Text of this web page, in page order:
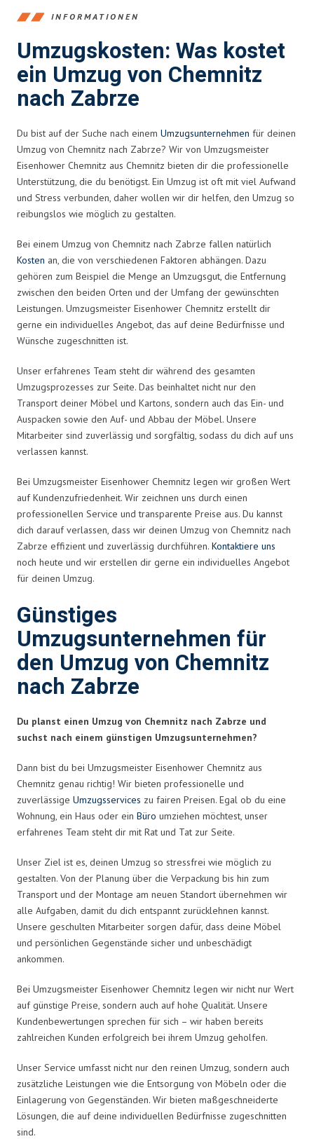
INFORMATIONEN
Umzugskosten: Was kostet
ein Umzug von Chemnitz
nach Zabrze
Du bist auf der Suche nach einem Umzugsunternehmen für deinen
Umzug von Chemnitz nach Zabrze? Wir von Umzugsmeister
Eisenhower Chemnitz aus Chemnitz bieten dir die professionelle
Unterstützung, die du benötigst. Ein Umzug ist oft mit viel Aufwand
und Stress verbunden, daher wollen wir dir helfen, den Umzug so
reibungslos wie möglich zu gestalten.
Bei einem Umzug von Chemnitz nach Zabrze fallen natürlich
Kosten an, die von verschiedenen Faktoren abhängen. Dazu
gehören zum Beispiel die Menge an Umzugsgut, die Entfernung
zwischen den beiden Orten und der Umfang der gewünschten
Leistungen. Umzugsmeister Eisenhower Chemnitz erstellt dir
gerne ein individuelles Angebot, das auf deine Bedürfnisse und
Wünsche zugeschnitten ist.
Unser erfahrenes Team steht dir während des gesamten
Umzugsprozesses zur Seite. Das beinhaltet nicht nur den
Transport deiner Möbel und Kartons, sondern auch das Ein- und
Auspacken sowie den Auf- und Abbau der Möbel. Unsere
Mitarbeiter sind zuverlässig und sorgfältig, sodass du dich auf uns
verlassen kannst.
Bei Umzugsmeister Eisenhower Chemnitz legen wir großen Wert
auf Kundenzufriedenheit. Wir zeichnen uns durch einen
professionellen Service und transparente Preise aus. Du kannst
dich darauf verlassen, dass wir deinen Umzug von Chemnitz nach
Zabrze effizient und zuverlässig durchführen. Kontaktiere uns
noch heute und wir erstellen dir gerne ein individuelles Angebot
für deinen Umzug.
Günstiges
Umzugsunternehmen für
den Umzug von Chemnitz
nach Zabrze
Du planst einen Umzug von Chemnitz nach Zabrze und
suchst nach einem günstigen Umzugsunternehmen?
Dann bist du bei Umzugsmeister Eisenhower Chemnitz aus
Chemnitz genau richtig! Wir bieten professionelle und
zuverlässige Umzugsservices zu fairen Preisen. Egal ob du eine
Wohnung, ein Haus oder ein Büro umziehen möchtest, unser
erfahrenes Team steht dir mit Rat und Tat zur Seite.
Unser Ziel ist es, deinen Umzug so stressfrei wie möglich zu
gestalten. Von der Planung über die Verpackung bis hin zum
Transport und der Montage am neuen Standort übernehmen wir
alle Aufgaben, damit du dich entspannt zurücklehnen kannst.
Unsere geschulten Mitarbeiter sorgen dafür, dass deine Möbel
und persönlichen Gegenstände sicher und unbeschädigt
ankommen.
Bei Umzugsmeister Eisenhower Chemnitz legen wir nicht nur Wert
auf günstige Preise, sondern auch auf hohe Qualität. Unsere
Kundenbewertungen sprechen für sich – wir haben bereits
zahlreichen Kunden erfolgreich bei ihrem Umzug geholfen.
Unser Service umfasst nicht nur den reinen Umzug, sondern auch
zusätzliche Leistungen wie die Entsorgung von Möbeln oder die
Einlagerung von Gegenständen. Wir bieten maßgeschneiderte
Lösungen, die auf deine individuellen Bedürfnisse zugeschnitten
sind.